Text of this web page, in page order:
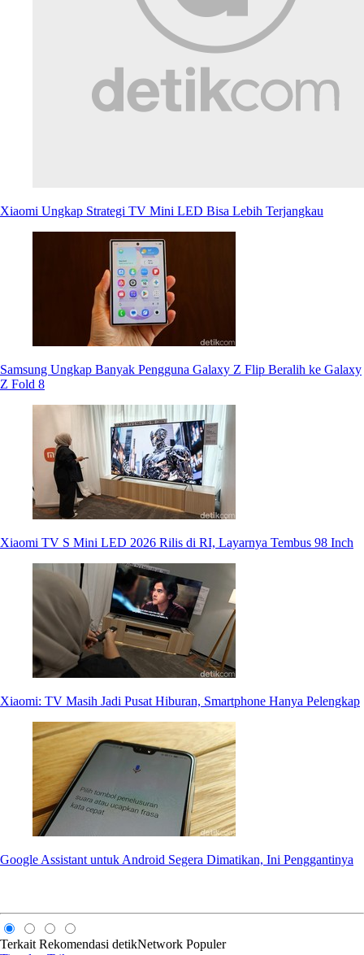
Xiaomi Ungkap Strategi TV Mini LED Bisa Lebih Terjangkau
Samsung Ungkap Banyak Pengguna Galaxy Z Flip Beralih ke Galaxy
Z Fold 8
Xiaomi TV S Mini LED 2026 Rilis di RI, Layarnya Tembus 98 Inch
Xiaomi: TV Masih Jadi Pusat Hiburan, Smartphone Hanya Pelengkap
Google Assistant untuk Android Segera Dimatikan, Ini Penggantinya
Terkait Rekomendasi detikNetwork Populer